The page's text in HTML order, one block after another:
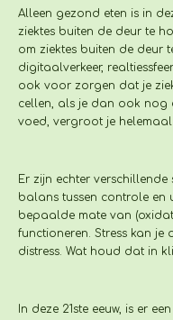
Alleen gezond eten is in
ziektes buiten de deur te
om ziektes buiten de deur
digitaalverkeer,
ook voor zorgen dat je
cellen, als je dan ook nog
voed, vergroot je
Er zijn echter
balans tussen controle en
bepaalde mate van
functioneren. Stress kan je
distress. Wat houd dat in
In deze 21ste eeuw, is er